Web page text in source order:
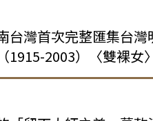
灣首次完整匯集台
2003）〈雙裸女